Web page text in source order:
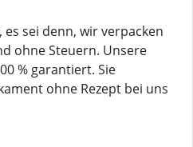
sei denn, wir verpacken
ohne Steuern. Unsere
% garantiert. Sie
ohne Rezept bei uns